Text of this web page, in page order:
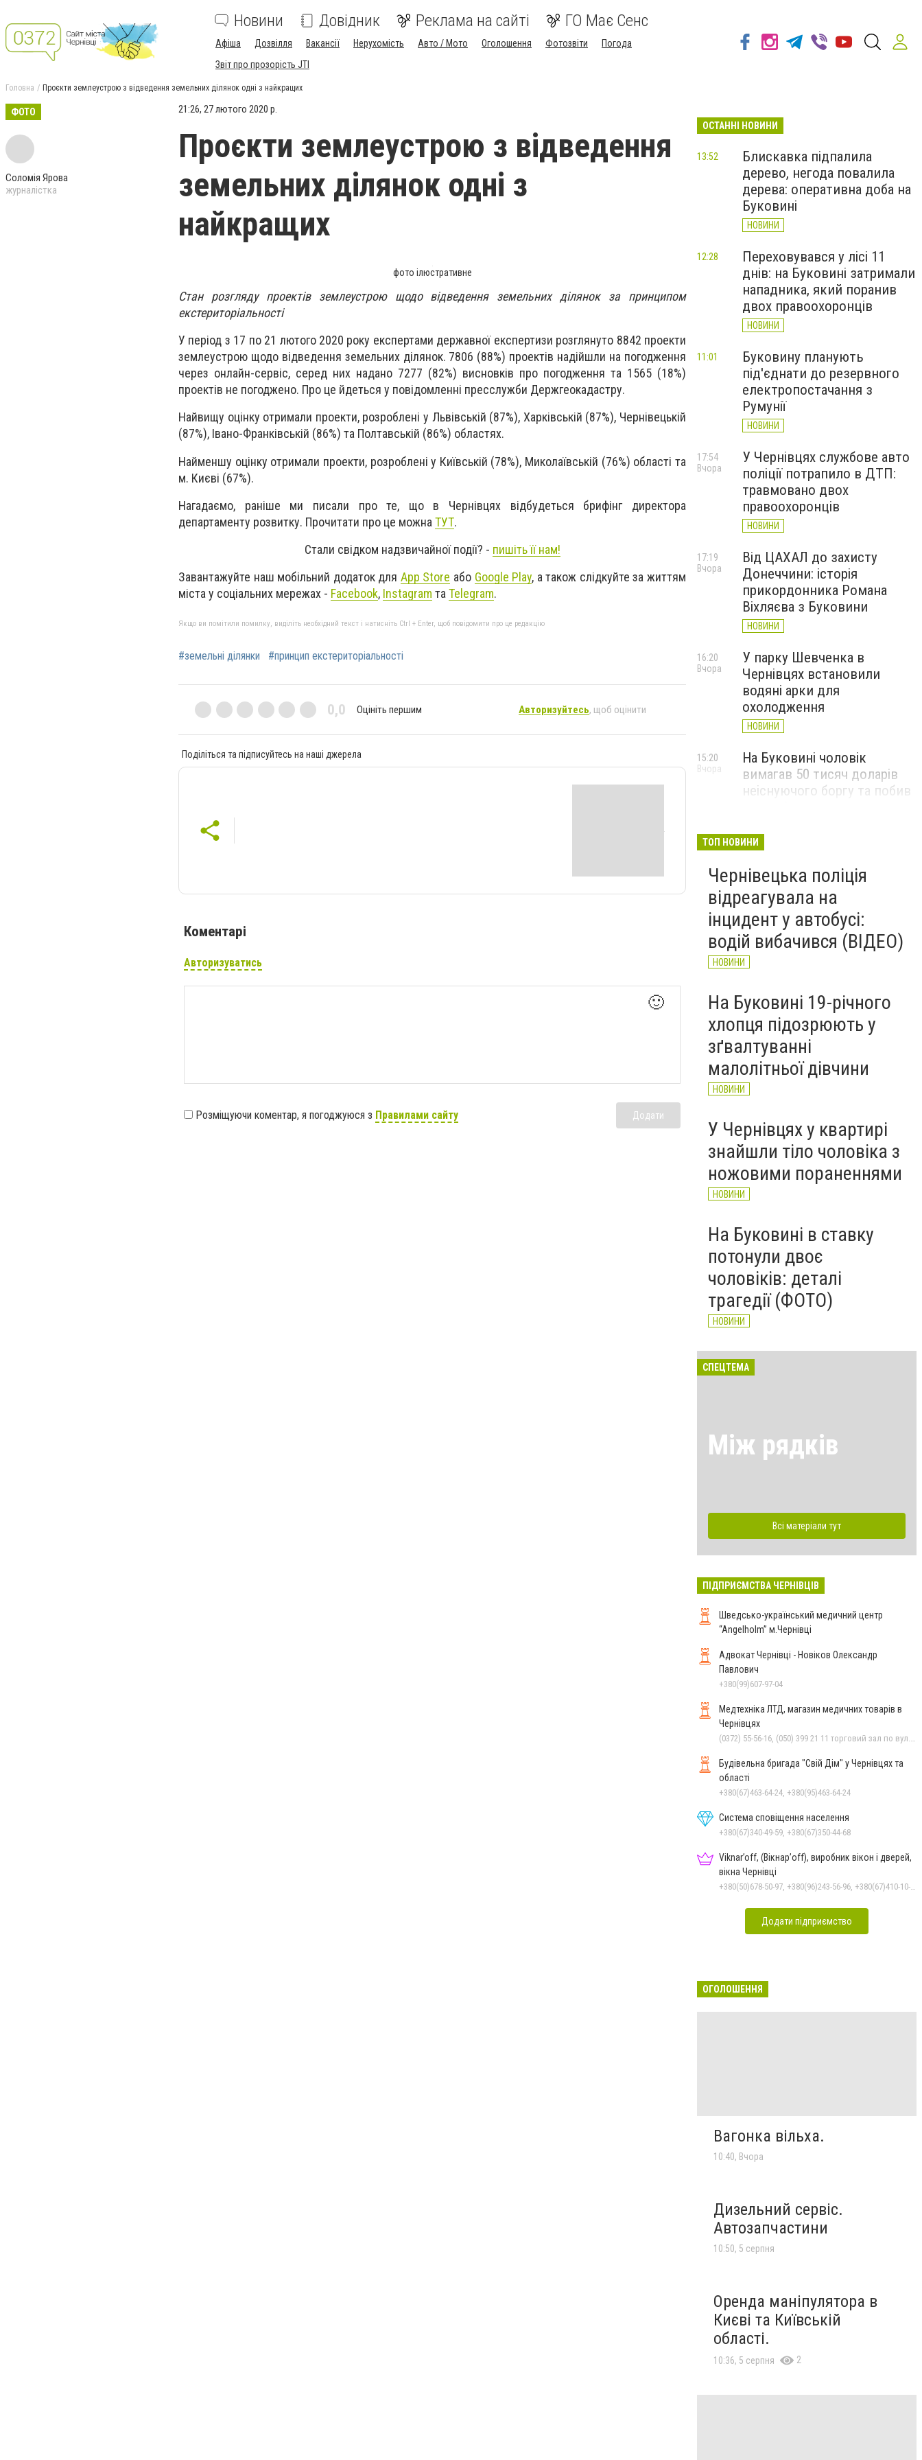
Новини Довідник Реклама на сайті ГО Має Сенс
Афіша Дозвілля Вакансії Нерухомість Авто / Мото Оголошення Фотозвіти
Погода
Звіт про прозорість JTI
Головна Проєкти землеустрою з відведення земельних ділянок одні з найкращих
ФОТО
Соломія Ярова
журналістка
21:26, 27 лютого 2020 р.
Проєкти землеустрою з відведення
земельних ділянок одні з
найкращих
фото ілюстративне
Стан розгляду проектів землеустрою щодо відведення земельних ділянок за принципом
екстериторіальності
У період з 17 по 21 лютого 2020 року експертами державної експертизи розглянуто 8842 проекти
землеустрою щодо відведення земельних ділянок. 7806 (88%) проектів надійшли на погодження
через онлайн-сервіс, серед них надано 7277 (82%) висновків про погодження та 1565 (18%)
проектів не погоджено. Про це йдеться у повідомленні пресслужби Держгеокадастру.
Найвищу оцінку отримали проекти, розроблені у Львівській (87%), Харківській (87%), Чернівецькій
(87%), Івано-Франківській (86%) та Полтавській (86%) областях.
Найменшу оцінку отримали проекти, розроблені у Київській (78%), Миколаївській (76%) області та
м. Києві (67%).
Нагадаємо, раніше ми писали про те, що в Чернівцях відбудеться брифінг директора
департаменту розвитку. Прочитати про це можна ТУТ.
Стали свідком надзвичайної події? - пишіть її нам!
Завантажуйте наш мобільний додаток для App Store або Google Play, а також слідкуйте за життям
міста у соціальних мережах - Facebook, Instagram та Telegram.
Якщо ви помітили помилку, виділіть необхідний текст і натисніть Ctrl + Enter, щоб повідомити про це редакцію
#земельні ділянки #принцип екстериторіальності
0,0 Оцініть першим Авторизуйтесь, щоб оцінити
Поділіться та підписуйтесь на наші джерела
Коментарі
Авторизуватись
🙂
Розміщуючи коментар, я погоджуюся з Правилами сайту Додати
ОСТАННІ НОВИНИ
Блискавка підпалила
дерево, негода повалила
дерева: оперативна доба на
Буковині
НОВИНИ
13:52
Переховувався у лісі 11
днів: на Буковині затримали
нападника, який поранив
двох правоохоронців
НОВИНИ
12:28
Буковину планують
під'єднати до резервного
електропостачання з
Румунії
НОВИНИ
11:01
У Чернівцях службове авто
поліції потрапило в ДТП:
травмовано двох
правоохоронців
НОВИНИ
17:54
Вчора
Від ЦАХАЛ до захисту
Донеччини: історія
прикордонника Романа
Віхляєва з Буковини
НОВИНИ
17:19
Вчора
У парку Шевченка в
Чернівцях встановили
водяні арки для
охолодження
НОВИНИ
16:20
Вчора
На Буковині чоловік
вимагав 50 тисяч доларів
неіснуючого боргу та побив
15:20
Вчора
повалене дерево і
порятунок собаки: як
минула доба для
рятувальників Буковини
НОВИНИ
Вчора
ТОП НОВИНИ
Чернівецька поліція
відреагувала на
інцидент у автобусі:
водій вибачився (ВІДЕО)
НОВИНИ
На Буковині 19-річного
хлопця підозрюють у
зґвалтуванні
малолітньої дівчини
НОВИНИ
У Чернівцях у квартирі
знайшли тіло чоловіка з
ножовими пораненнями
НОВИНИ
На Буковині в ставку
потонули двоє
чоловіків: деталі
трагедії (ФОТО)
НОВИНИ
СПЕЦТЕМА
Між рядків
Всі матеріали тут
ПІДПРИЄМСТВА ЧЕРНІВЦІВ
Шведсько-український медичний центр
“Angelholm” м.Чернівці
Адвокат Чернівці - Новіков Олександр
Павлович
+380(99)607-97-04
Медтехніка ЛТД, магазин медичних товарів в
Чернівцях
Будівельна бригада "Свій Дім" у Чернівцях та
області
+380(67)463-64-24, +380(95)463-64-24
Система сповіщення населення
+380(67)340-49-59, +380(67)350-44-68
Viknar’off, (Вікнар’off), виробник вікон і дверей,
вікна Чернівці
Додати підприємство
ОГОЛОШЕННЯ
Вагонка вільха.
10:40, Вчора
Дизельний сервіс.
Автозапчастини
10:50, 5 серпня
Оренда маніпулятора в
Києві та Київській
області.
10:36, 5 серпня 2